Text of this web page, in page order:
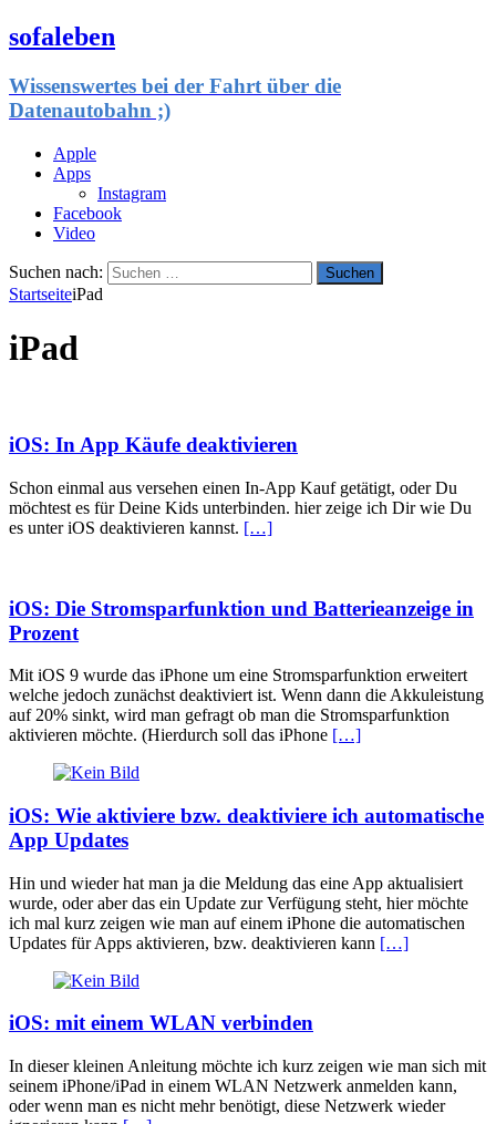
sofaleben
Wissenswertes bei der Fahrt über die
Datenautobahn ;)
Apple
Apps
Instagram
Facebook
Video
Suchen nach:
StartseiteiPad
iPad
iOS: In App Käufe deaktivieren
Schon einmal aus versehen einen In-App Kauf getätigt, oder Du
möchtest es für Deine Kids unterbinden. hier zeige ich Dir wie Du
es unter iOS deaktivieren kannst. […]
iOS: Die Stromsparfunktion und Batterieanzeige in
Prozent
Mit iOS 9 wurde das iPhone um eine Stromsparfunktion erweitert
welche jedoch zunächst deaktiviert ist. Wenn dann die Akkuleistung
auf 20% sinkt, wird man gefragt ob man die Stromsparfunktion
aktivieren möchte. (Hierdurch soll das iPhone […]
iOS: Wie aktiviere bzw. deaktiviere ich automatische
App Updates
Hin und wieder hat man ja die Meldung das eine App aktualisiert
wurde, oder aber das ein Update zur Verfügung steht, hier möchte
ich mal kurz zeigen wie man auf einem iPhone die automatischen
Updates für Apps aktivieren, bzw. deaktivieren kann […]
iOS: mit einem WLAN verbinden
In dieser kleinen Anleitung möchte ich kurz zeigen wie man sich mit
seinem iPhone/iPad in einem WLAN Netzwerk anmelden kann,
oder wenn man es nicht mehr benötigt, diese Netzwerk wieder